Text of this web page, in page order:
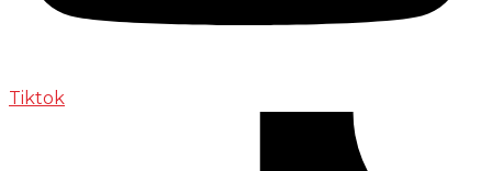
Tiktok